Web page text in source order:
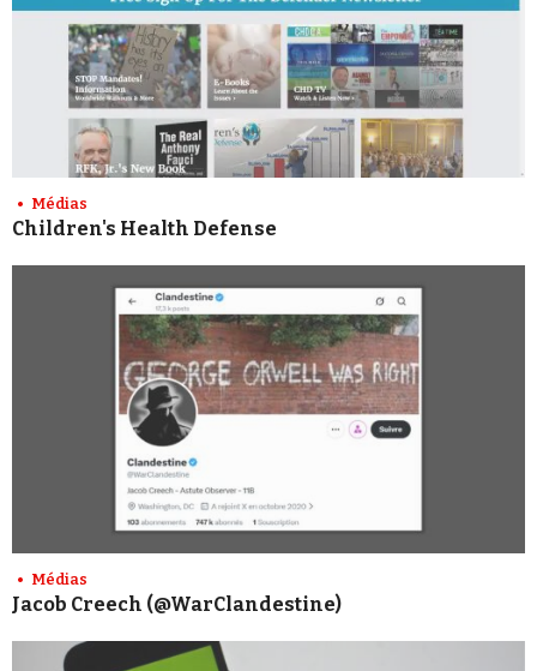
Médias
Children's Health Defense
Médias
Jacob Creech (@WarClandestine)